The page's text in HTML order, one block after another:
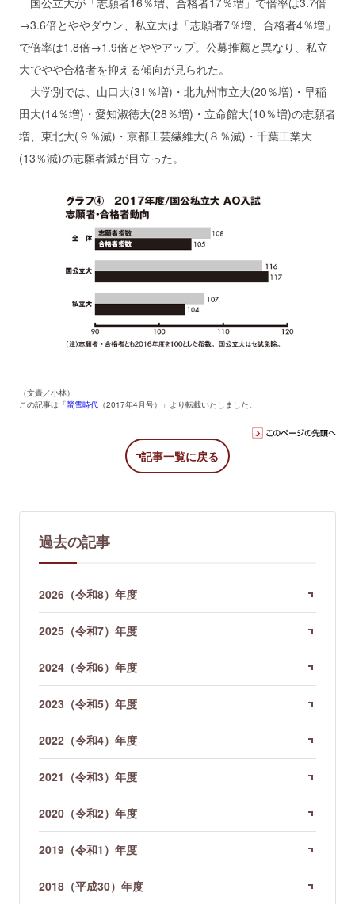
→3.6倍とややダウン、私立大は「志願者7％増、合格者4％増」
で倍率は1.8倍→1.9倍とややアップ。公募推薦と異なり、私立
大でやや合格者を抑える傾向が見られた。
大学別では、山口大(31％増)・北九州市立大(20％増)・早稲
田大(14％増)・愛知淑徳大(28％増)・立命館大(10％増)の志願者
増、東北大(９％減)・京都工芸繊維大(８％減)・千葉工業大
(13％減)の志願者減が目立った。
（文責／小林）
この記事は「螢雪時代 （2017年4月号）」より転載いたしました。
記事一覧に戻る
過去の記事
2026（令和8）年度
2025（令和7）年度
2024（令和6）年度
2023（令和5）年度
2022（令和4）年度
2021（令和3）年度
2020（令和2）年度
2019（令和1）年度
2018（平成30）年度